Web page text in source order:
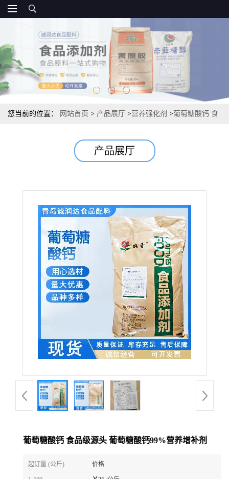
您当前的位置： 网站首页 > 产品展厅 >营养强化剂 >葡萄糖酸钙 食
产品展厅
葡萄糖酸钙 食品级源头 葡萄糖酸钙99%营养增补剂
起订量 (公斤) 价格